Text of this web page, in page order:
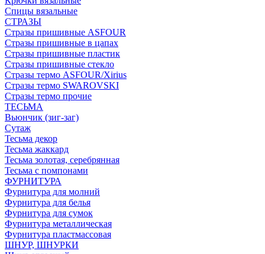
Спицы вязальные
СТРАЗЫ
Стразы пришивные ASFOUR
Стразы пришивные в цапах
Стразы пришивные пластик
Стразы пришивные стекло
Стразы термо ASFOUR/Xirius
Стразы термо SWAROVSKI
Стразы термо прочие
ТЕСЬМА
Вьюнчик (зиг-заг)
Сутаж
Тесьма декор
Тесьма жаккард
Тесьма золотая, серебрянная
Тесьма с помпонами
ФУРНИТУРА
Фурнитура для молний
Фурнитура для белья
Фурнитура для сумок
Фурнитура металлическая
Фурнитура пластмассовая
ШНУР, ШНУРКИ